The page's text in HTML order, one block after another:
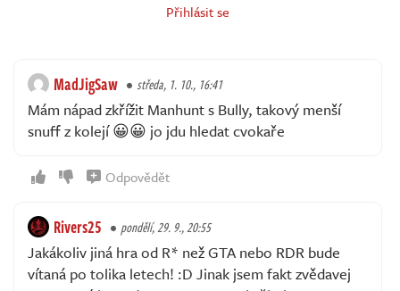
Přihlásit se
MadJigSaw středa, 1. 10., 16:41
Mám nápad zkřížit Manhunt s Bully, takový menší
snuff z kolejí 😀😀 jo jdu hledat cvokaře
Odpovědět
Rivers25 pondělí, 29. 9., 20:55
Jakákoliv jiná hra od R* než GTA nebo RDR bude
vítaná po tolika letech! :D Jinak jsem fakt zvědavej